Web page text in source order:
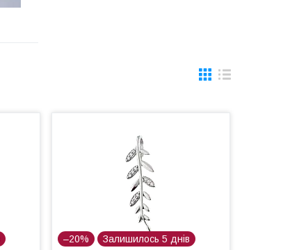
–20% Залишилось 5 днів